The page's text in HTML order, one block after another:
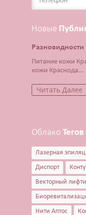
Новые
Питание кожи
кожи Краснода...
Читать Далее
Облако Тегов
Лазерная
Диспорт
Векторный
Нити Аптос